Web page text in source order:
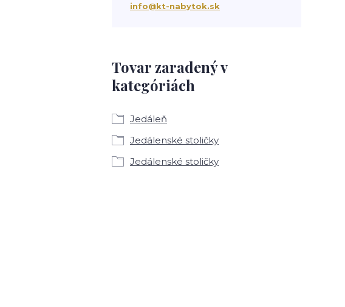
Tovar zaradený v
kategóriách
Jedáleň
Jedálenské stoličky
Jedálenské stoličky
info@kt-nabytok.sk